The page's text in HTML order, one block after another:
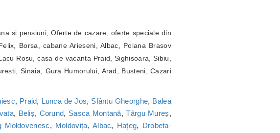
si pensiuni, Oferte de cazare, oferte speciale din
Borsa, cabane Arieseni, Albac, Poiana Brasov
Rosu, casa de vacanta Praid, Sighisoara, Sibiu,
Sinaia, Gura Humorului, Arad, Busteni, Cazari
, Praid, Lunca de Jos, Sfântu Gheorghe, Balea
, Beliș, Corund, Sasca Montană,Târgu Mureș,
Moldovenesc, Moldovița, Albac, Hațeg, Drobeta-